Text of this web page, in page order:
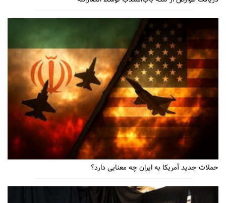
حملات جدید آمریکا به ایران چه معنایی دارد؟